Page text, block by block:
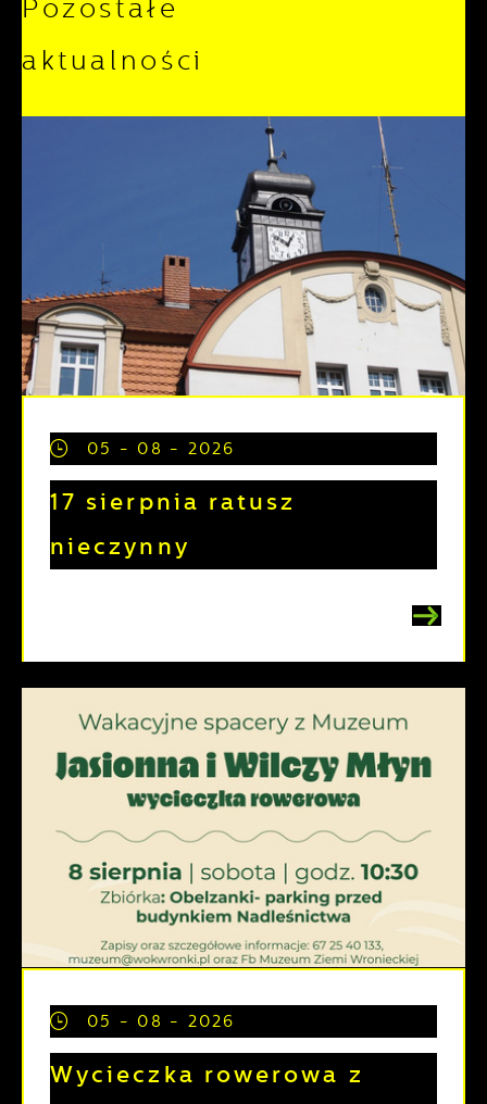
Pozostałe
aktualności
05 - 08 - 2026
17 sierpnia ratusz
nieczynny
05 - 08 - 2026
Wycieczka rowerowa z